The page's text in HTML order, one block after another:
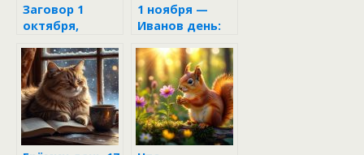
Заговор 1
октября,
много было
1 ноября —
Иванов день:
категорически
нельзя делать,
чтобы не
навлечь на
семью беду и
не остаться